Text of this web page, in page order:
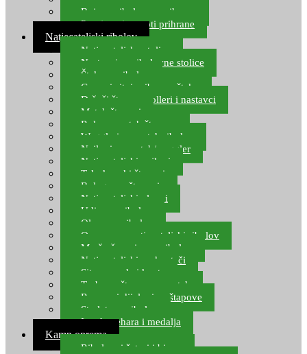
Boje za ribolovnu prihranu
Provjereni recepti prihrane
Natjecateljski ribolov
Natjecateljske stolice
Nastavci za ribolovne stolice
Šteke za ribolov
Gume i sitni pribor za šteku
Držači štapova rolleri i nastavci
Match štapovi
Role za match štapove
Waggleri za match ribolov
Najloni za match/waggler
Natjecateljski najloni
Teleskopski štapovi
Bolognese štapovi
Natjecateljski plovci
Udice za ribolov
Olovo za ribolov
Oprema za natjecateljski ribolov
Mreže čuvarice za ribolov
Natjecateljski podmetači
Sito, posude i kante
Torbe za štapove – match
Rezervni dijelovi za štapove
Starlete za ribolov
Izrada pehara i medalja
Kamp oprema
Ribolovni šatori i bivvy